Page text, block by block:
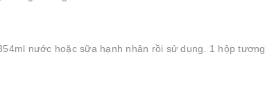
nước hoặc sữa hạnh nhân rồi sử dụng. 1 hộp tương